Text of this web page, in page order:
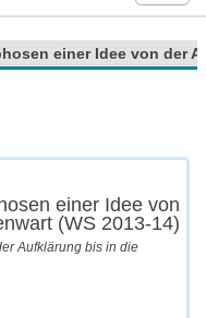
einer Idee von der
einer Idee von
(WS 2013-14)
Aufklärung bis in die